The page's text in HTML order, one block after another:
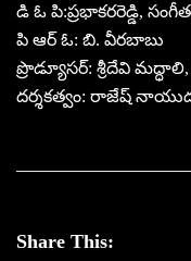
డి ఓ పి:ప్రభాకరరెడ్డి,
పి ఆర్ ఓ: బి. వీరబాబు
ప్రొడ్యూసర్: శ్రీదేవి మద్ధాలి,
దర్శకత్వం: రాజేష్
Share This: